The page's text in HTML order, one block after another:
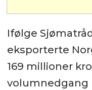
Ifølge
eksporterte
169 millioner
volumnedgang